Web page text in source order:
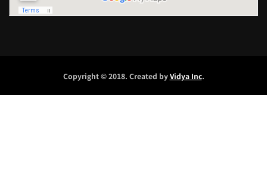
Copyright © 2018. Created byVidya Inc.